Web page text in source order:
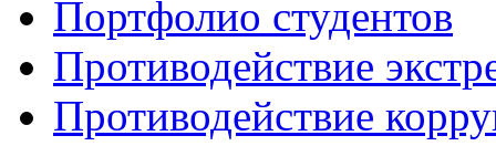
Портфолио студентов
Противодействие
Противодействие